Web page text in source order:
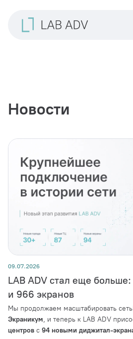
Новости
09.07.2026
LAB ADV стал еще
и 966 экранов
Мы продолжаем масштабировать
Экраникум, и теперь к LAB ADV
центров с 94 новыми диджитал-